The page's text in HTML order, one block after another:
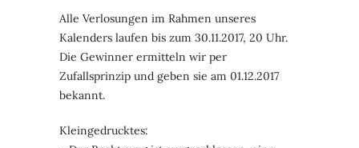
Alle Verlosungen im Rahmen unseres
Kalenders laufen bis zum 30.11.2017, 20 Uhr.
Die Gewinner ermitteln wir per
Zufallsprinzip und geben sie am 01.12.2017
bekannt.
Kleingedrucktes: